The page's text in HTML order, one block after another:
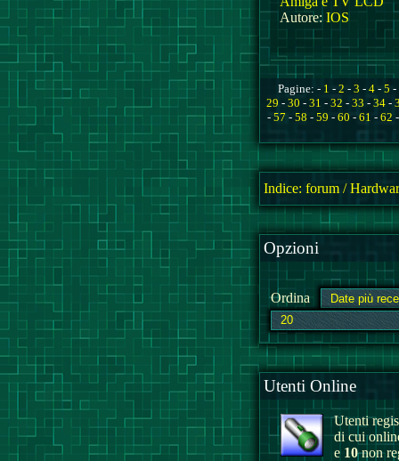
Autore: IOS
Pagine: - 1 - 2 - 3 - 4 - 5 -
29 - 30 - 31 - 32 - 33 - 34 -
- 57 - 58 - 59 - 60 - 61 - 62
Indice: forum /
Opzioni
Ordina
Utenti Online
Utenti
di cui
e 10non